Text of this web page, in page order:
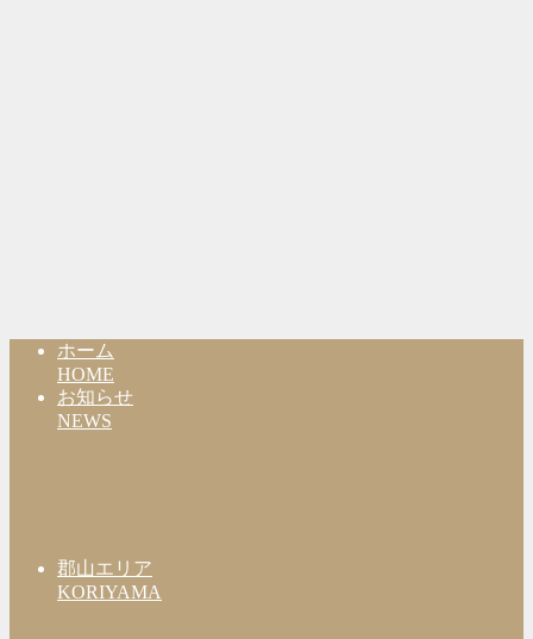
ホーム
HOME
お知らせ
NEWS
郡山エリア
KORIYAMA